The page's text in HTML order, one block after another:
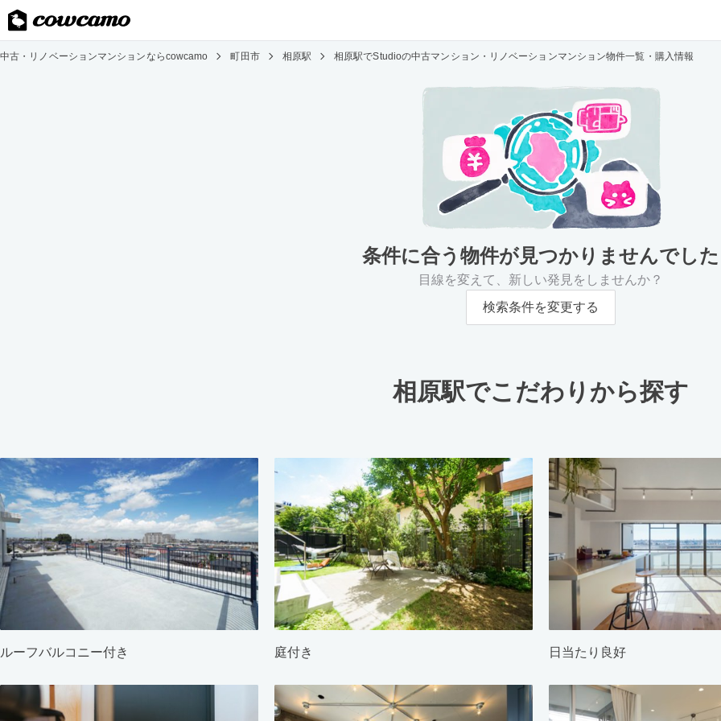
中古・リノベーションマンションならcowcamo 町田市 相原駅 相原駅でStudioの中古マンション・リノベーションマンション物件一覧・購入情報
条件に合う物件が見つかりませんでした
目線を変えて、新しい発見をしませんか？
検索条件を変更する
相原駅でこだわりから探す
ルーフバルコニー付き 庭付き 日当たり良好